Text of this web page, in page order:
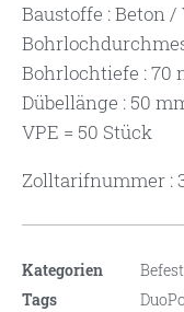
Baustoffe : Beton
Bohrlochtiefe : 70
Dübellänge : 50
VPE = 50 Stück
Zolltarifnummer :
Kategorien
Tags